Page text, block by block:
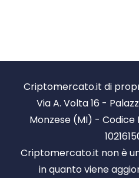
Criptomercato.it di
Via A. Volta 16 -
Monzese (MI) - Codice
Criptomercato.it non è
in quanto viene